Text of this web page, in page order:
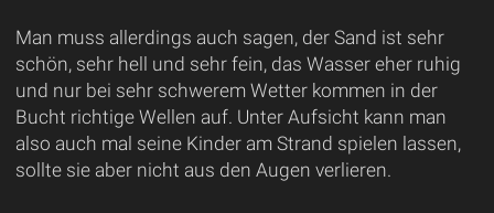
Man muss allerdings auch sagen, der Sand ist sehr
schön, sehr hell und sehr fein, das Wasser eher ruhig
und nur bei sehr schwerem Wetter kommen in der
Bucht richtige Wellen auf. Unter Aufsicht kann man
also auch mal seine Kinder am Strand spielen lassen,
sollte sie aber nicht aus den Augen verlieren.